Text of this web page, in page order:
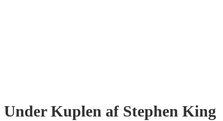
Under Kuplen af Stephen King